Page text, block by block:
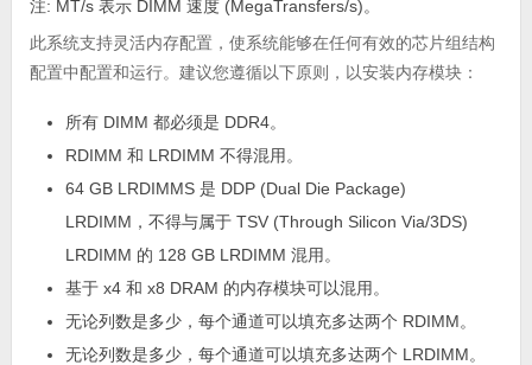
注: MT/s 表示 DIMM 速度 (MegaTransfers/s)。
此系统支持灵活内存配置，使系统能够在任何有效的芯片组结构
配置中配置和运行。建议您遵循以下原则，以安装内存模块：
所有 DIMM 都必须是 DDR4。
RDIMM 和 LRDIMM 不得混用。
64 GB LRDIMMS 是 DDP (Dual Die Package)
LRDIMM，不得与属于 TSV (Through Silicon Via/3DS)
LRDIMM 的 128 GB LRDIMM 混用。
基于 x4 和 x8 DRAM 的内存模块可以混用。
无论列数是多少，每个通道可以填充多达两个 RDIMM。
无论列数是多少，每个通道可以填充多达两个 LRDIMM。